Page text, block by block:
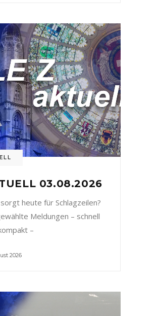
03.08.2026
heute für Schlagzeilen?
Meldungen – schnell
–
2026